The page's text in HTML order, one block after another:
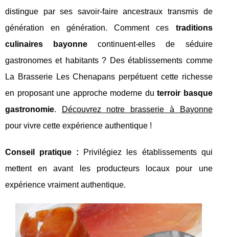
distingue par ses savoir-faire ancestraux transmis de
génération en génération. Comment ces traditions
culinaires bayonne continuent-elles de séduire
gastronomes et habitants ? Des établissements comme
La Brasserie Les Chenapans perpétuent cette richesse
en proposant une approche moderne duterroir basque
gastronomie.
Découvrez notre brasserie à Bayonne
pour vivre cette expérience authentique !
Conseil pratique : Privilégiez les établissements qui
mettent en avant les producteurs locaux pour une
expérience vraiment authentique.